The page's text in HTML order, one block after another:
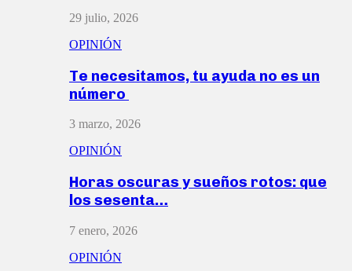
29 julio, 2026
OPINIÓN
Te necesitamos, tu ayuda no es un
número
3 marzo, 2026
OPINIÓN
Horas oscuras y sueños rotos: que
los sesenta…
7 enero, 2026
OPINIÓN